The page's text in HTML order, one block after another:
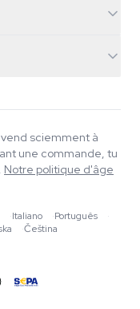
sciemment à
une commande, tu
Notre politique d'âge
·Italiano ·Português
·
·Čeština